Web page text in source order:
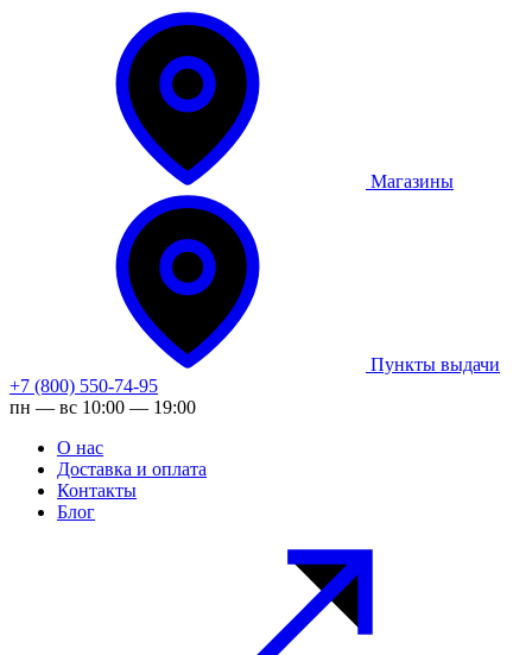
Магазины
Пункты выдачи
+7 (800) 550-74-95
пн — вс 10:00 — 19:00
О нас
Доставка и оплата
Контакты
Блог